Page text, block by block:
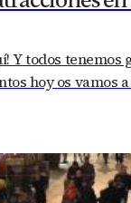
Y todos
hoy os